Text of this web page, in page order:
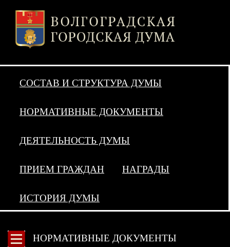
СОСТАВ И СТРУКТУРА ДУМЫ
НОРМАТИВНЫЕ ДОКУМЕНТЫ
ДЕЯТЕЛЬНОСТЬ ДУМЫ
ПРИЕМ ГРАЖДАН НАГРАДЫ
ИСТОРИЯ ДУМЫ
НОРМАТИВНЫЕ ДОКУМЕНТЫ